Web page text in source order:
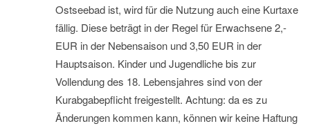
Ostseebad ist, wird für die Nutzung auch eine Kurtaxe
fällig. Diese beträgt in der Regel für Erwachsene 2,-
EUR in der Nebensaison und 3,50 EUR in der
Hauptsaison. Kinder und Jugendliche bis zur
Vollendung des 18. Lebensjahres sind von der
Kurabgabepflicht freigestellt. Achtung: da es zu
Änderungen kommen kann, können wir keine Haftung